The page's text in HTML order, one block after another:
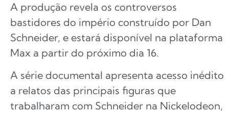
A produção revela os controversos
bastidores do império construído por Dan
Schneider, e estará disponível na plataforma
Max a partir do próximo dia 16.
A série documental apresenta acesso inédito
a relatos das principais figuras que
trabalharam com Schneider na Nickelodeon,